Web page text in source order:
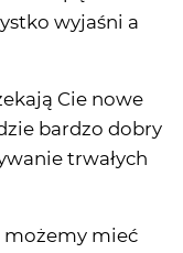
wyjaśni a
Cie nowe
bardzo dobry
trwałych
możemy mieć